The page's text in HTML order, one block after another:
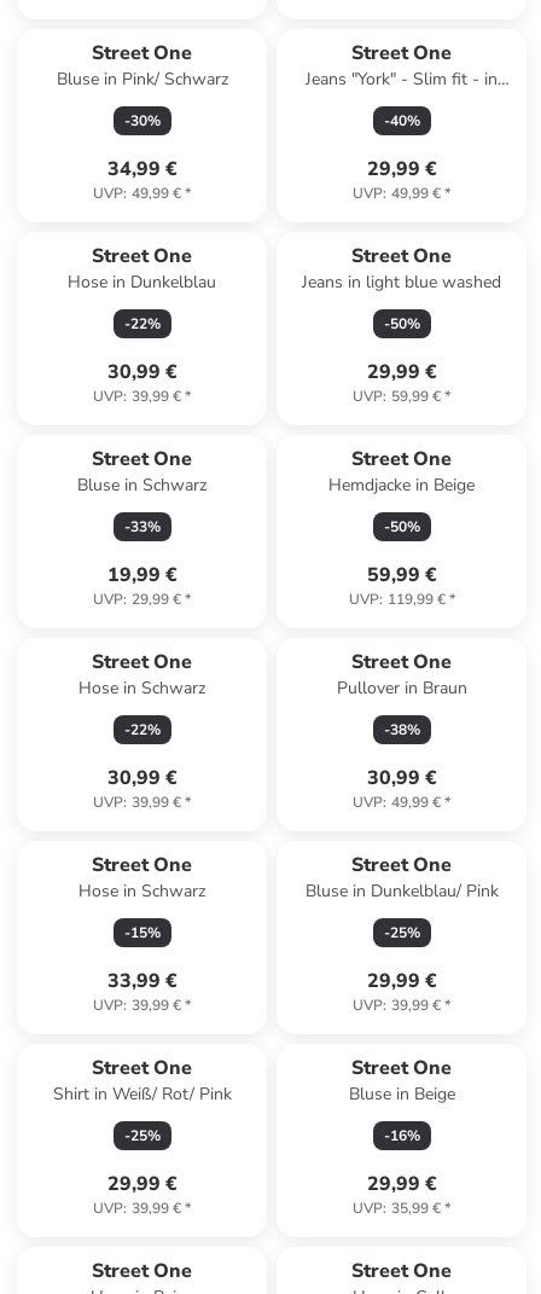
Street One
Bluse in Pink/ Schwarz
-30%
34,99 €
UVP: 49,99 €*
Street One
Jeans "York" - Slim fit - in
Grau
-40%
29,99 €
UVP: 49,99 €*
Street One
Hose in Dunkelblau
-22%
30,99 €
UVP: 39,99 €*
Street One
Jeans in light blue washed
-50%
29,99 €
UVP: 59,99 €*
Street One
Bluse in Schwarz
-33%
19,99 €
UVP: 29,99 €*
Street One
Hemdjacke in Beige
-50%
59,99 €
UVP: 119,99 €*
Street One
Hose in Schwarz
-22%
30,99 €
UVP: 39,99 €*
Street One
Pullover in Braun
-38%
30,99 €
UVP: 49,99 €*
Street One
Hose in Schwarz
-15%
33,99 €
UVP: 39,99 €*
Street One
Bluse in Dunkelblau/ Pink
-25%
29,99 €
UVP: 39,99 €*
Street One
Shirt in Weiß/ Rot/ Pink
-25%
29,99 €
UVP: 39,99 €*
Street One
Bluse in Beige
-16%
29,99 €
UVP: 35,99 €*
Street One Street One